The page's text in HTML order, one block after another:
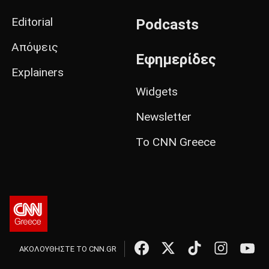
Editorial
Απόψεις
Explainers
Podcasts
Εφημερίδες
Widgets
Newsletter
Το CNN Greece
ΑΚΟΛΟΥΘΗΣΤΕ ΤΟ CNN.GR